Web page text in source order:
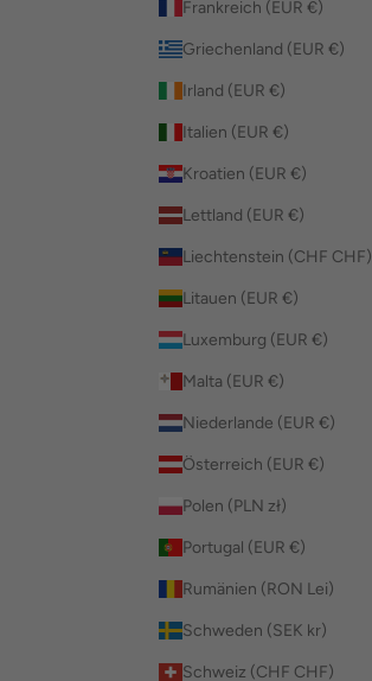
Frankreich (EUR €)
Griechenland (EUR €)
Irland (EUR €)
Italien (EUR €)
Kroatien (EUR €)
Lettland (EUR €)
Liechtenstein (CHF CHF)
Litauen (EUR €)
Luxemburg (EUR €)
Malta (EUR €)
Niederlande (EUR €)
Österreich (EUR €)
Polen (PLN zł)
Portugal (EUR €)
Rumänien (RON Lei)
Schweden (SEK kr)
Schweiz (CHF CHF)